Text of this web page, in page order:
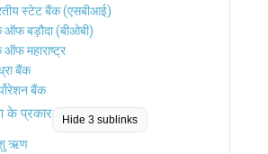
स्टेट बैंक (एसबीआई)
ऑफ बड़ौदा (बीओबी)
महाराष्ट्र
बैंक
बैंक
के प्रकार Hide 3 sublinks
ऋण